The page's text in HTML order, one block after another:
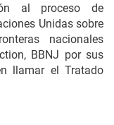
al proceso de
Unidas sobre
nacionales
BBNJ por sus
llamar el Tratado